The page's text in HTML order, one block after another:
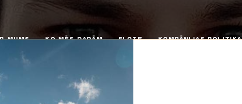
FLOTE
MUMS KO MĒS DARĀM FLOTE KOMPĀNIJAS POLITIKA